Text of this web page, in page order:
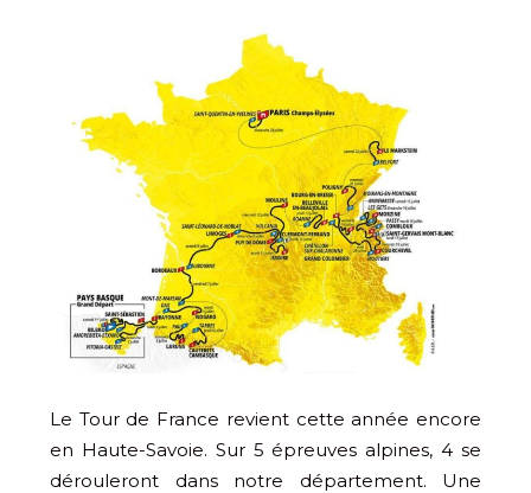
Le Tour de France revient cette année encore
en Haute-Savoie. Sur 5 épreuves alpines, 4 se
dérouleront dans notre département. Une